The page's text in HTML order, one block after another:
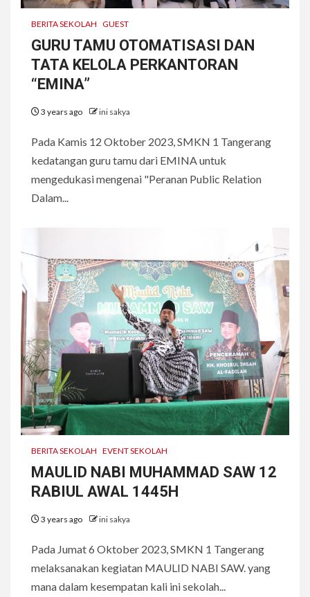
BERITA SEKOLAH GUEST
GURU TAMU OTOMATISASI DAN
TATA KELOLA PERKANTORAN
“EMINA”
3 years ago ini sakya
Pada Kamis 12 Oktober 2023, SMKN 1 Tangerang
kedatangan guru tamu dari EMINA untuk
mengedukasi mengenai "Peranan Public Relation
Dalam...
BERITA SEKOLAH EVENT SEKOLAH
MAULID NABI MUHAMMAD SAW 12
RABIUL AWAL 1445H
3 years ago ini sakya
Pada Jumat 6 Oktober 2023, SMKN 1 Tangerang
melaksanakan kegiatan MAULID NABI SAW. yang
mana dalam kesempatan kali ini sekolah...